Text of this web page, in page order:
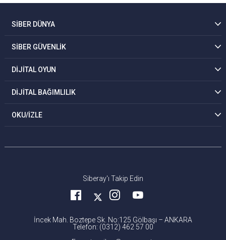
SİBER DÜNYA
SİBER GÜVENLİK
DİJİTAL OYUN
DİJİTAL BAĞIMLILIK
OKU/İZLE
Siberay'ı Takip Edin
İncek Mah. Boztepe Sk. No:125 Gölbaşı – ANKARA
Telefon: (0312) 462 57 00